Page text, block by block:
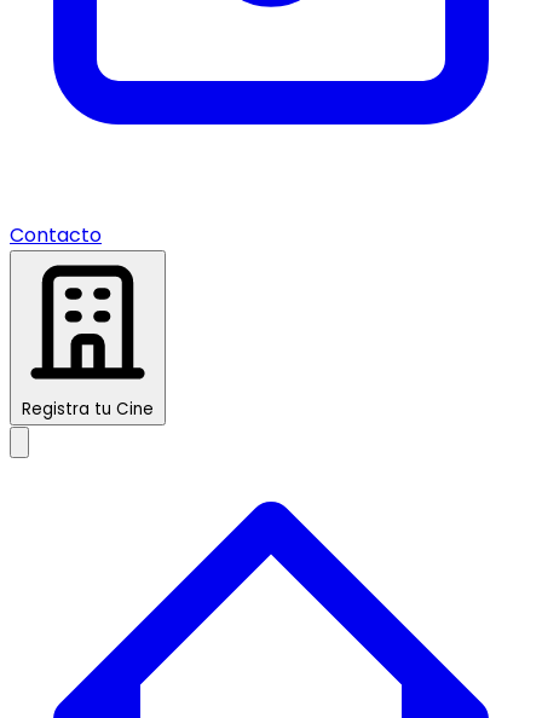
Contacto
Registra tu Cine